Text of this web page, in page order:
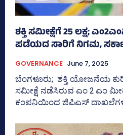
ಶಕ್ತಿ ಸಮೀಕ್ಷೆಗೆ 25 ಲಕ್ಷ;
ಪಡೆಯದ ಸಾರಿಗೆ ನಿಗಮ,
GOVERNANCE June 7, 2025
ಬೆಂಗಳೂರು; ಶಕ್ತಿ ಯೋಜನೆಯ
ಸಮೀಕ್ಷೆ ನಡೆಸಿರುವ ಎಂ 2 ಎಂ
ಕಂಪನಿಯಿಂದ ಜಿಪಿಎಸ್‌